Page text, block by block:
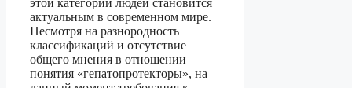
этой категории людей становится
актуальным в современном мире.
Несмотря на разнородность
классификаций и отсутствие
общего мнения в отношении
понятия «гепатопротекторы», на